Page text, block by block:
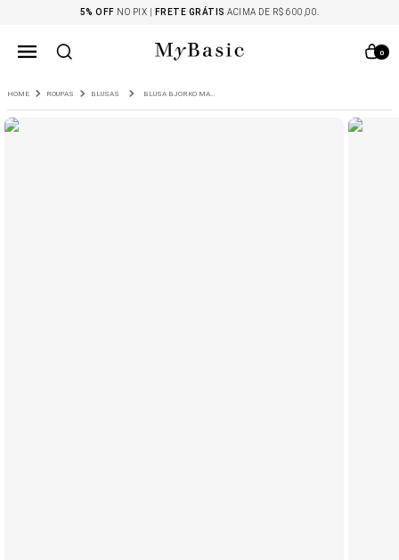
5% OFF NO PIX | FRETE GRÁTIS ACIMA DE R$ 600,00.
0
ROUPAS BLUSAS BLUSA BJORKO MARROM